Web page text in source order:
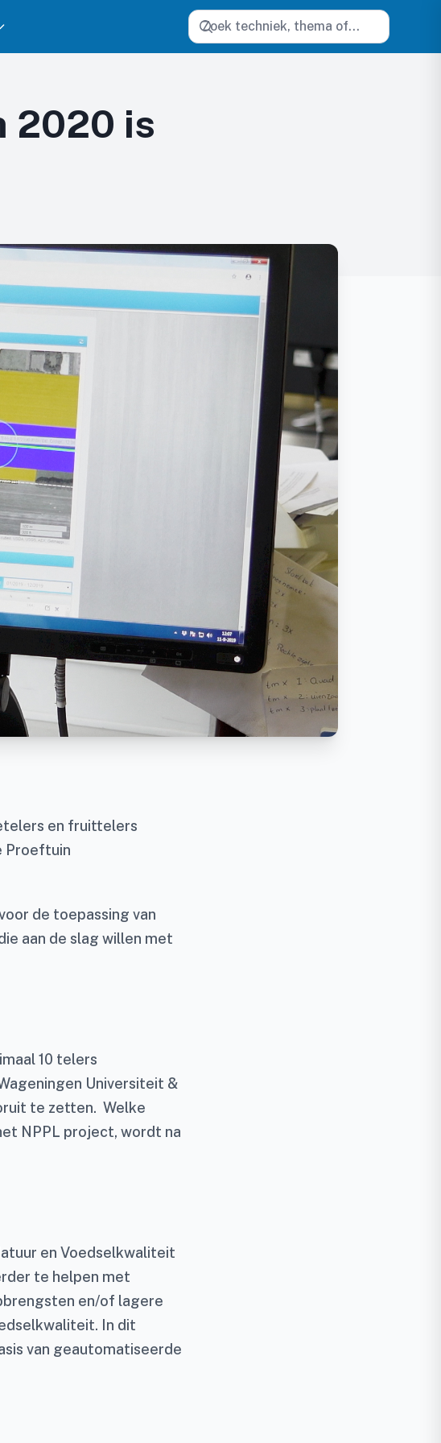
Zoeken
2020 is
en fruittelers
Proeftuin
de toepassing van
aan de slag willen met
10 telers
Universiteit &
te zetten. Welke
NPPL project, wordt na
en Voedselkwaliteit
te helpen met
en/of lagere
In dit
van geautomatiseerde